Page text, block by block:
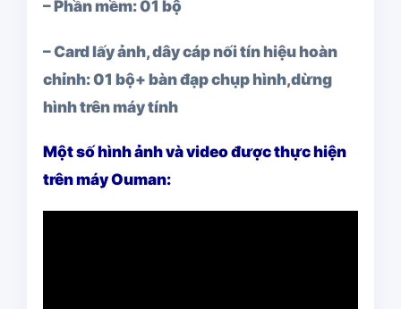
– Phần mềm: 01 bộ
– Card lấy ảnh, dây cáp nối tín hiệu hoàn
chỉnh: 01 bộ+ bàn đạp chụp hình,dừng
hình trên máy tính
Một số hình ảnh và video được thực hiện
trên máy Ouman: